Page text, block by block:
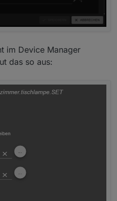
im Device Manager
das so aus: